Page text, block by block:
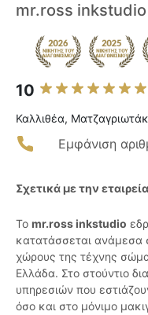
mr.ross inkstudio
10
Καλλιθέα,
Εμφάνιση
Σχετικά με την
Το mr.ross inkstudio
κατατάσσεται ανάμεσα
χώρους της τέχνης
Ελλάδα. Στο στούντιο
υπηρεσιών που
όσο και στο μόνιμο